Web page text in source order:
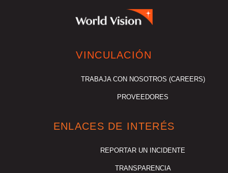
VINCULACIÓN
TRABAJA CON NOSOTROS (CAREERS)
PROVEEDORES
ENLACES DE INTERÉS
REPORTAR UN INCIDENTE
TRANSPARENCIA